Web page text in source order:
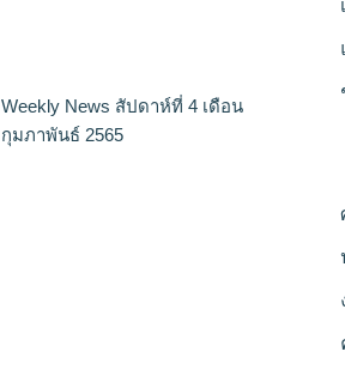
Weekly News สัปดาห์ที่ 4 เดือน
กุมภาพันธ์ 2565